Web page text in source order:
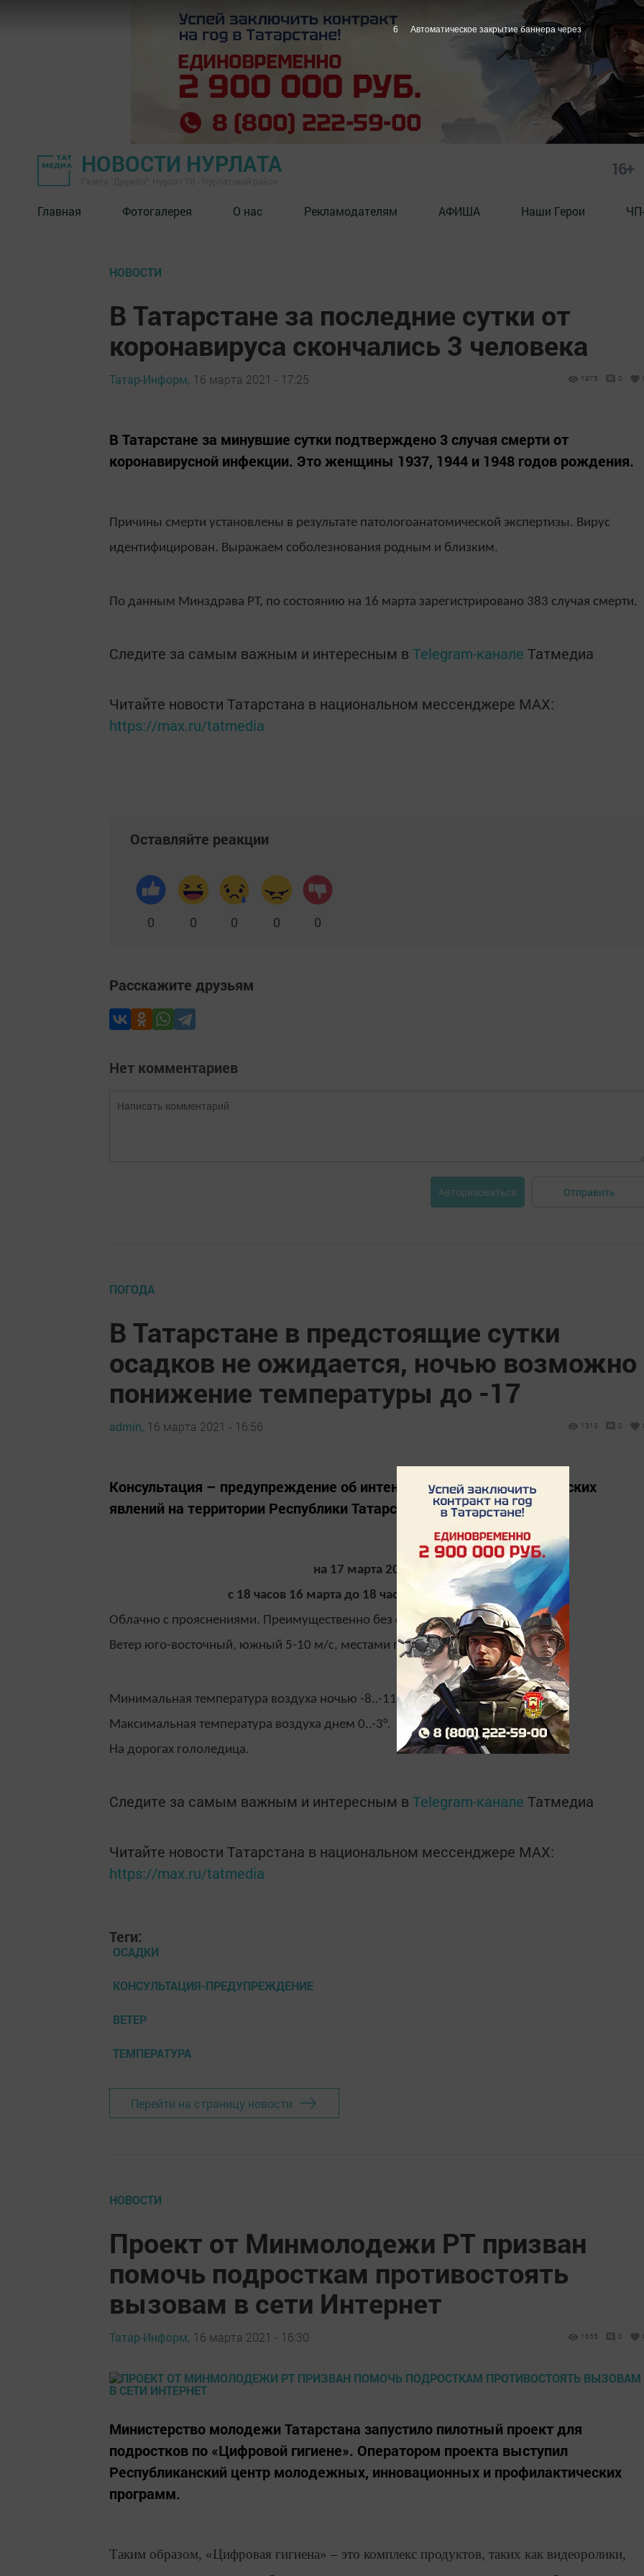
НОВОСТИ НУРЛАТА 16+
Главная Фотогалерея О нас Рекламодателям АФИША Наши Герои
НОВОСТИ
В Татарстане за последние сутки от
коронавируса скончались 3 человека
Татар-Информ, 16 марта 2021 - 17:25 1975 0
​​​​​​​В Татарстане за минувшие сутки подтверждено 3 случая смерти от
коронавирусной инфекции. Это женщины 1937, 1944 и 1948 годов рождения.
Причины смерти установлены в результате патологоанатомической экспертизы. Вирус
идентифицирован. Выражаем соболезнования родным и близким.
По данным Минздрава РТ, по состоянию на 16 марта зарегистрировано 383 случая смерти.
Следите за самым важным и интересным в Telegram-канале Татмедиа
Читайте новости Татарстана в национальном мессенджере MАХ:
https://max.ru/tatmedia
Оставляйте реакции
0 0 0 0 0
Расскажите друзьям
Нет комментариев
Авторизоваться Отправить
ПОГОДА
В Татарстане в предстоящие сутки
осадков не ожидается, ночью возможно
понижение температуры до -17
admin, 16 марта 2021 - 16:56 1313 0
Консультация – предупреждение об интенсивности метеорологических
явлений на территории Республики Татарстан
на 17 марта 2021 года
с 18 часов 16 марта до 18 часов 17 марта 2021 года
Облачно с прояснениями. Преимущественно без осадков.
Ветер юго-восточный, южный 5-10 м/с, местами порывами до 13 м/с.
Минимальная температура воздуха ночью -8..-11°, при прояснениях до -17°.
Максимальная температура воздуха днем 0..-3°.
На дорогах гололедица.
Следите за самым важным и интересным в Telegram-канале Татмедиа
Читайте новости Татарстана в национальном мессенджере MАХ:
https://max.ru/tatmedia
Теги:
ОСАДКИ
КОНСУЛЬТАЦИЯ-ПРЕДУПРЕЖДЕНИЕ
ВЕТЕР
ТЕМПЕРАТУРА
Перейти на страницу новости
НОВОСТИ
Проект от Минмолодежи РТ призван
помочь подросткам противостоять
вызовам в сети Интернет
Татар-Информ, 16 марта 2021 - 16:30 1655 0
​​​​​​​Министерство молодежи Татарстана запустило пилотный проект для
подростков по «Цифровой гигиене». Оператором проекта выступил
Республиканский центр молодежных, инновационных и профилактических
программ.
Таким образом, «Цифровая гигиена» – это комплекс продуктов, таких как видеоролики,
5 Автоматическое закрытие баннера через